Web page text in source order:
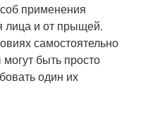
применения
лица и от прыщей.
самостоятельно
быть просто
один их